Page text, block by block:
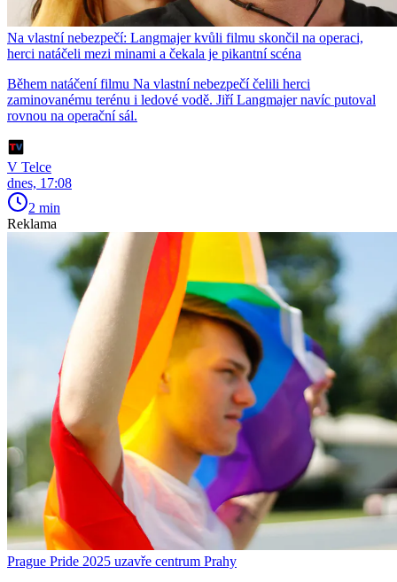
Na vlastní nebezpečí: Langmajer kvůli filmu skončil na operaci,
herci natáčeli mezi minami a čekala je pikantní scéna
Během natáčení filmu Na vlastní nebezpečí čelili herci
zaminovanému terénu i ledové vodě. Jiří Langmajer navíc putoval
rovnou na operační sál.
V Telce
dnes, 17:08
2 min
Reklama
Prague Pride 2025 uzavře centrum Prahy